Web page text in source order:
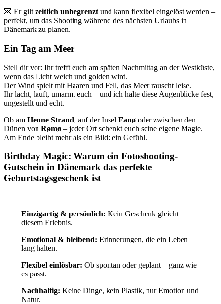
💌 Er gilt zeitlich unbegrenzt und kann flexibel eingelöst werden –
perfekt, um das Shooting während des nächsten Urlaubs in
Dänemark zu planen.
Ein Tag am Meer
Stell dir vor: Ihr trefft euch am späten Nachmittag an der Westküste,
wenn das Licht weich und golden wird.
Der Wind spielt mit Haaren und Fell, das Meer rauscht leise.
Ihr lacht, lauft, umarmt euch – und ich halte diese Augenblicke fest,
ungestellt und echt.
Ob am Henne Strand, auf der Insel Fanø oder zwischen den
Dünen von Rømø – jeder Ort schenkt euch seine eigene Magie.
Am Ende bleibt mehr als ein Bild: ein Gefühl.
Birthday Magic: Warum ein Fotoshooting-
Gutschein in Dänemark das perfekte
Geburtstagsgeschenk ist
Einzigartig & persönlich: Kein Geschenk gleicht
diesem Erlebnis.
Emotional & bleibend: Erinnerungen, die ein Leben
lang halten.
Flexibel einlösbar: Ob spontan oder geplant – ganz wie
es passt.
Nachhaltig: Keine Dinge, kein Plastik, nur Emotion und
Natur.